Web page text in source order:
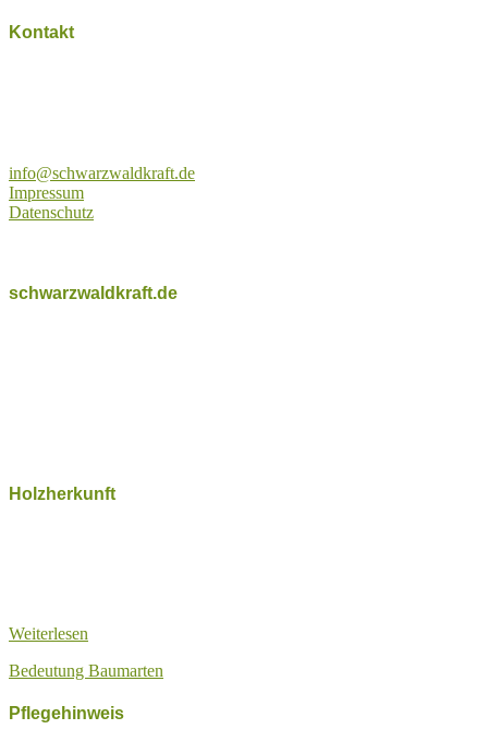
Kontakt
info@schwarzwaldkraft.de
Impressum
Datenschutz
schwarzwaldkraft.de
Holzherkunft
Weiterlesen
Bedeutung Baumarten
Pflegehinweis